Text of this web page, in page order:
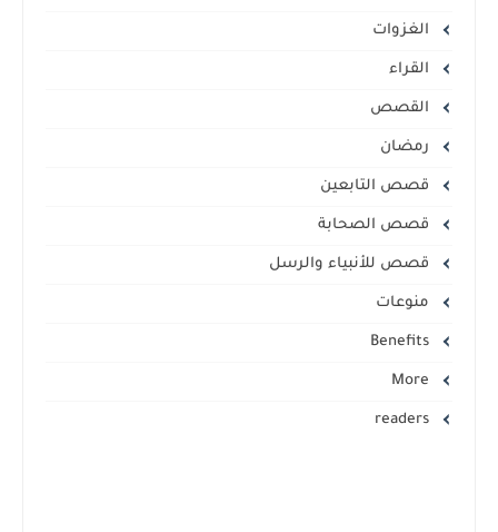
الغزوات
القراء
القصص
رمضان
قصص التابعين
قصص الصحابة
قصص للأنبياء والرسل
منوعات
Benefits
readers